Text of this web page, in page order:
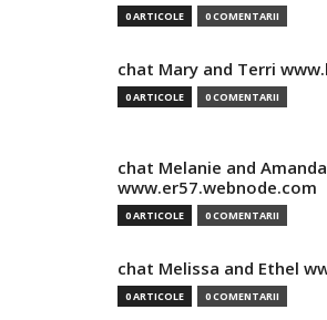
0 ARTICOLE 0 COMENTARII
chat Mary and Terri
0 ARTICOLE 0 COMENTARII
chat Melanie and Amanda
www.er57.webnode.com
0 ARTICOLE 0 COMENTARII
chat Melissa and Ethel
0 ARTICOLE 0 COMENTARII